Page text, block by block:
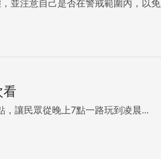
並注意自己是否在警戒範圍內，以
讓民眾從晚上7點一路玩到凌晨...